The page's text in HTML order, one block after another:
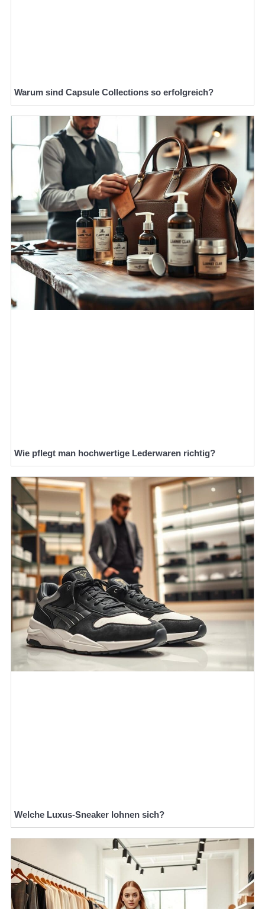
Warum sind Capsule Collections so erfolgreich?
Wie pflegt man hochwertige Lederwaren richtig?
Welche Luxus-Sneaker lohnen sich?